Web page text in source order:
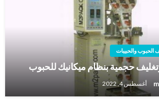
الحبوب والحبيبات
حجمية بنظام ميكانيك للحبوب
أغسطس 4, 2022